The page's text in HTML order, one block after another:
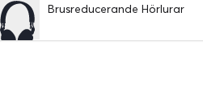
Brusreducerande Hörlurar